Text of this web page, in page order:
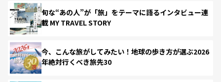
旬な“あの人”が「旅」をテーマに語るインタビュー連
載 MY TRAVEL STORY
今、こんな旅がしてみたい！地球の歩き方が選ぶ2026
年絶対行くべき旅先30